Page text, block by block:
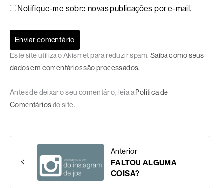
Notifique-me sobre novas publicações por e-mail.
Este site utiliza o Akismet para reduzir spam. Saiba como seus
dados em comentários são processados.
Antes de deixar o seu comentário, leia aPolítica de
Comentáriosdo site.
Anterior
FALTOU ALGUMA
COISA?